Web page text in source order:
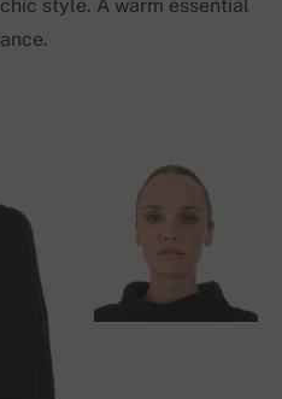
style. A warm essential